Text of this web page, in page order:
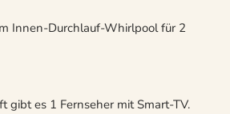
Innen-Durchlauf-Whirlpool für 2
gibt es 1 Fernseher mit Smart-TV.